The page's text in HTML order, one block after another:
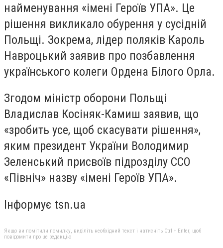
найменування «імені Героїв УПА». Це
рішення викликало обурення у сусідній
Польщі. Зокрема, лідер поляків Кароль
Навроцький заявив про позбавлення
українського колеги Ордена Білого Орла.
Згодом міністр оборони Польщі
Владислав Косіняк-Камиш заявив, що
«зробить усе, щоб скасувати рішення»,
яким президент України Володимир
Зеленський присвоїв підрозділу ССО
«Північ» назву «імені Героїв УПА».
Інформує tsn.ua
Якщо ви помітили помилку, виділіть необхідний текст і натисніть Ctrl + Enter, щоб
повідомити про це редакцію